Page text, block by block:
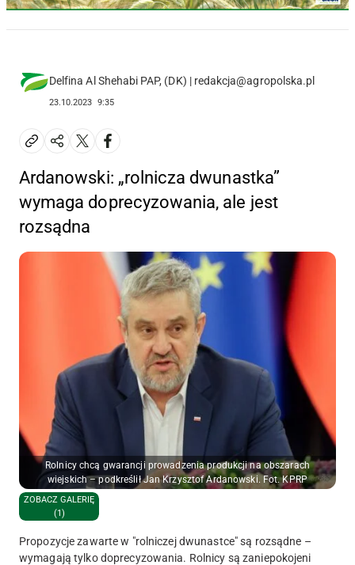
Delfina Al Shehabi PAP, (DK) | redakcja@agropolska.pl
23.10.2023 9:35
Ardanowski: „rolnicza dwunastka”
wymaga doprecyzowania, ale jest
rozsądna
Rolnicy chcą gwarancji prowadzenia produkcji na obszarach
wiejskich – podkreślił Jan Krzysztof Ardanowski. Fot. KPRP
ZOBACZ GALERIĘ
(1)
Propozycje zawarte w "rolniczej dwunastce" są rozsądne –
wymagają tylko doprecyzowania. Rolnicy są zaniepokojeni